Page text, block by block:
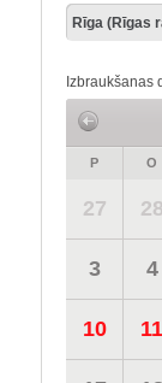
Izbraukšanas
P O
27 28
3 4
10 11